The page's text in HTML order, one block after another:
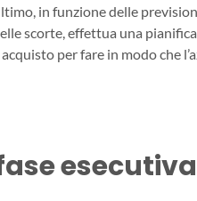
in funzione delle
scorte, effettua una
per fare in modo che
esecutiva